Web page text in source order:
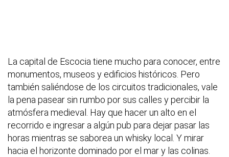
La capital de Escocia tiene mucho para conocer, entre
monumentos, museos y edificios históricos. Pero
también saliéndose de los circuitos tradicionales, vale
la pena pasear sin rumbo por sus calles y percibir la
atmósfera medieval. Hay que hacer un alto en el
recorrido e ingresar a algún pub para dejar pasar las
horas mientras se saborea un whisky local. Y mirar
hacia el horizonte dominado por el mar y las colinas.